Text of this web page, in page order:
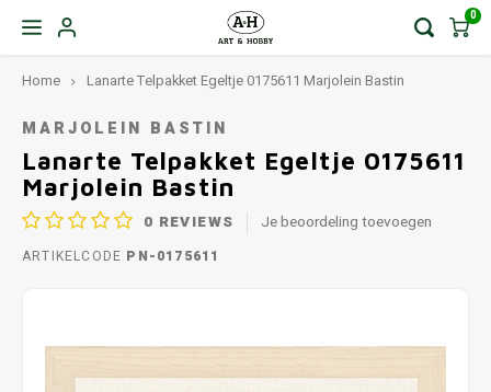
0
Home Lanarte Telpakket Egeltje 0175611 Marjolein Bastin
MARJOLEIN BASTIN
Lanarte Telpakket Egeltje 0175611
Marjolein Bastin
0 REVIEWS Je beoordeling toevoegen
ARTIKELCODE PN-0175611